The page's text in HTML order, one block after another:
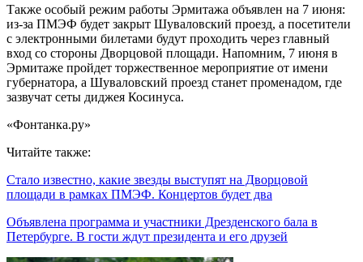
Также особый режим работы Эрмитажа объявлен на 7 июня:
из-за ПМЭФ будет закрыт Шуваловский проезд, а посетители
с электронными билетами будут проходить через главный
вход со стороны Дворцовой площади. Напомним, 7 июня в
Эрмитаже пройдет торжественное мероприятие от имени
губернатора, а Шуваловский проезд станет променадом, где
зазвучат сеты диджея Косинуса.
«Фонтанка.ру»
Читайте также:
Стало известно, какие звезды выступят на Дворцовой
площади в рамках ПМЭФ. Концертов будет два
Объявлена программа и участники Дрезденского бала в
Петербурге. В гости ждут президента и его друзей